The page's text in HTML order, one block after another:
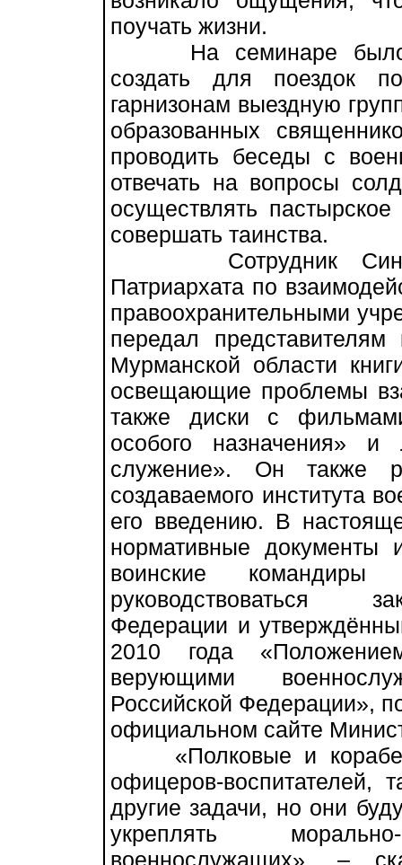
поучать жизни.
На семинаре было
создать для поездок
гарнизонам выездную
образованных
проводить беседы с
отвечать на вопросы
осуществлять
совершать таинства.
Сотрудник
Патриархата по
правоохранительными
передал представителям
Мурманской области
освещающие проблемы
также диски с
особого назначения»
служение». Он также
создаваемого института
его введению. В
нормативные
воинские
руководствоваться
Федерации и
2010 года
верующими
Российской Федерации»,
официальном сайте
«Полковые и
офицеров-воспитателей,
другие задачи, но они
укреплять морально-
военнослужащих», –